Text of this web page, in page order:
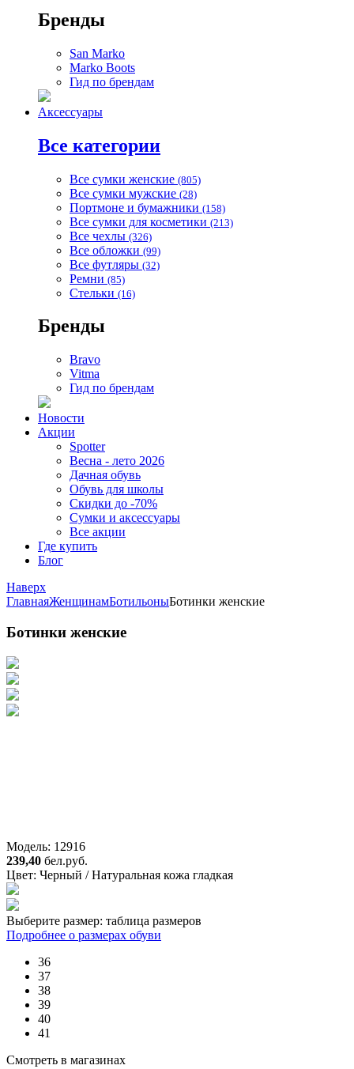
Бренды
San Marko
Marko Boots
Гид по брендам
Аксессуары
Все категории
Все сумки женские (805)
Все сумки мужские (28)
Портмоне и бумажники (158)
Все сумки для косметики (213)
Все чехлы (326)
Все обложки (99)
Все футляры (32)
Ремни (85)
Стельки (16)
Бренды
Bravo
Vitma
Гид по брендам
Новости
Акции
Spotter
Весна - лето 2026
Дачная обувь
Обувь для школы
Скидки до -70%
Сумки и аксессуары
Все акции
Где купить
Блог
Наверх
ГлавнаяЖенщинамБотильоныБотинки женские
Ботинки женские
Модель: 12916
239,40 бел.руб.
Цвет: Черный / Натуральная кожа гладкая
Выберите размер: таблица размеров
Подробнее о размерах обуви
36
37
38
39
40
41
Смотреть в магазинах